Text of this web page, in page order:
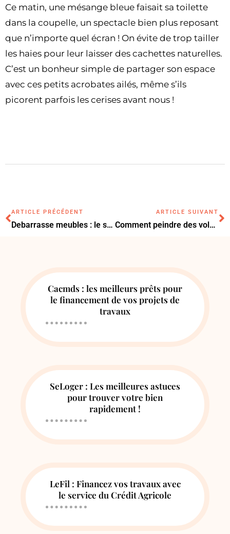
Ce matin, une mésange bleue faisait sa toilette
dans la coupelle, un spectacle bien plus reposant
que n’importe quel écran ! On évite de trop tailler
les haies pour leur laisser des cachettes naturelles.
C’est un bonheur simple de partager son espace
avec ces petits acrobates ailés, même s’ils
picorent parfois les cerises avant nous !
ARTICLE PRÉCÉDENT
Debarrasse meubles : le service professionnel ou le don, quelle solution choisir ?
ARTICLE SUIVANT
Comment peindre des volets en bois?
Cacmds : les meilleurs prêts pour
le financement de vos projets de
travaux
SeLoger : Les meilleures astuces
pour trouver votre bien
rapidement !
LeFil : Financez vos travaux avec
le service du Crédit Agricole